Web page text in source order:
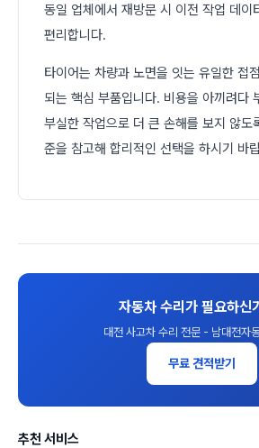
동일 업체에서 재방문 시 이전 작업 데이
편리합니다.
타이어는 차량과 노면을 잇는 유일한 접
되는 핵심 부품입니다. 비용을 아끼려다
부실한 작업으로 더 큰 손해를 보지 않도
준을 참고해 합리적인 선택을 하시기 바
자동차 수리가 필요하신
대전 사고차 수리 전문 - 남대전자
무료 견적받기
추천 서비스